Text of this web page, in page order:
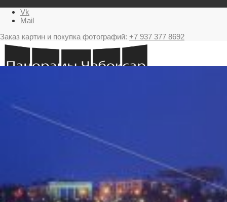
Vk
Mail
Заказ картин и покупка фотографий: +7 937 377 8692
Главная
Картина в подарок с видами Чебоксар
Фестиваль фейерверков в Чебоксарах
Ночные Чебоксары фотографии и панорамы